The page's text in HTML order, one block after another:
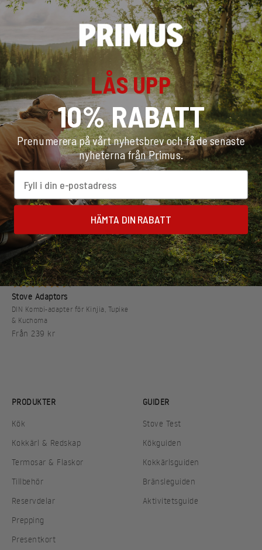
vilken adapter behöver jag?
Spela upp video
View all
Betyg: (54)4.7 utav 5 stjärnor
Stove Adaptors
DIN Kombi-adapter för Kinjia, Tupike
& Kuchoma
REA-pris
Från 239 kr
PRODUKTER
Kök
Kokkärl & Redskap
Termosar & Flaskor
Tillbehör
Reservdelar
Prepping
Presentkort
GUIDER
Stove Test
Kökguiden
Kokkärlsguiden
Bränsleguiden
Aktivitetsguide
LÅS UPP
10% RABATT
Prenumerera på vårt nyhetsbrev och få de senaste
nyheterna från Primus.
Email
HÄMTA DIN RABATT